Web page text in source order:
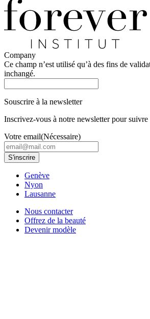
Company
Ce champ n’est utilisé qu’à des fins de
inchangé.
Souscrire à la newsletter
Inscrivez-vous à notre newsletter pour suivre
Votre email(Nécessaire)
Genève
Nyon
Lausanne
Nous contacter
Offrez de la beauté
Devenir modèle